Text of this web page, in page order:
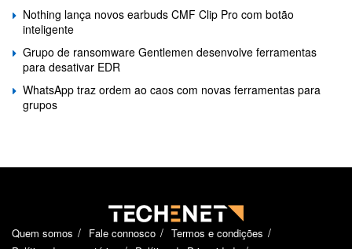
Nothing lança novos earbuds CMF Clip Pro com botão
inteligente
Grupo de ransomware Gentlemen desenvolve ferramentas
para desativar EDR
WhatsApp traz ordem ao caos com novas ferramentas para
grupos
Quem somos Fale connosco
Termos e condições